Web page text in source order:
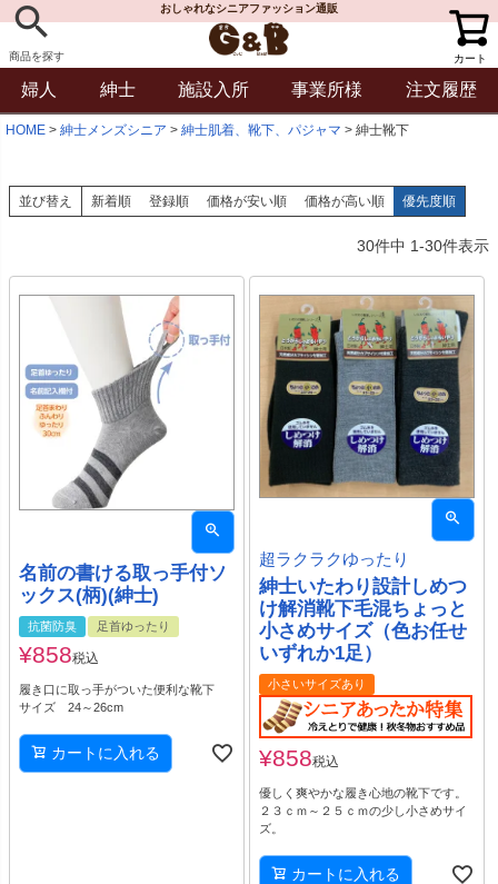
商品を探す
おしゃれなシニアファッション通販
カート
婦人 紳士 施設入所 事業所様 注文履歴
HOME 紳士メンズシニア 紳士肌着、靴下、パジャマ 紳士靴下
並び替え 新着順 登録順 価格が安い順 価格が高い順 優先度順
30件中 1-30件表示
名前の書ける取っ手付ソ
ックス(柄)(紳士)
抗菌防臭 足首ゆったり
¥858税込
履き口に取っ手がついた便利な靴下
サイズ 24～26cm
カートに入れる
超ラクラクゆったり
紳士いたわり設計しめつ
け解消靴下毛混ちょっと
小さめサイズ（色お任せ
いずれか1足）
小さいサイズあり
¥858税込
優しく爽やかな履き心地の靴下です。
２３ｃｍ～２５ｃｍの少し小さめサイ
ズ。
カートに入れる